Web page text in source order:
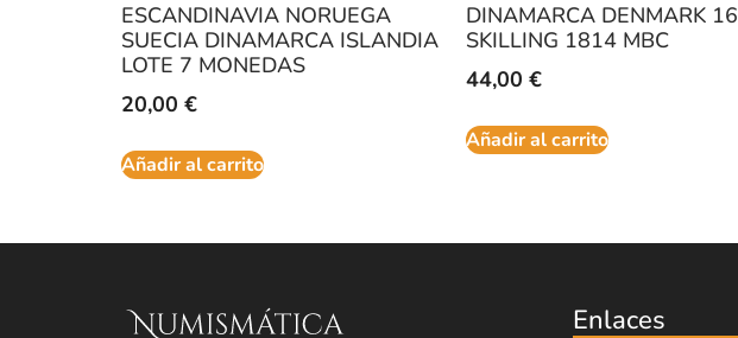
ESCANDINAVIA NORUEGA
SUECIA DINAMARCA ISLANDIA
LOTE 7 MONEDAS
20,00 €
Añadir al carrito
DINAMARCA DENMARK 16
SKILLING 1814 MBC
44,00 €
Añadir al carrito
Enlaces